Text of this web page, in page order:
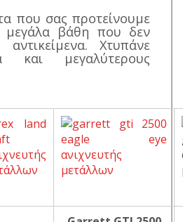
που σας προτείνουμε
μεγάλα βάθη που δεν
Χτυπάνε
και μεγαλύτερους